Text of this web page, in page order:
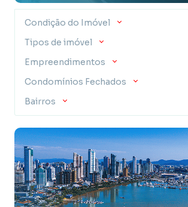
frente ao mar, em Balneário
ou investir. Contate-nos.
Condição do Imóvel
Tipos de imóvel
Empreendimentos
Condomínios Fechados
Bairros